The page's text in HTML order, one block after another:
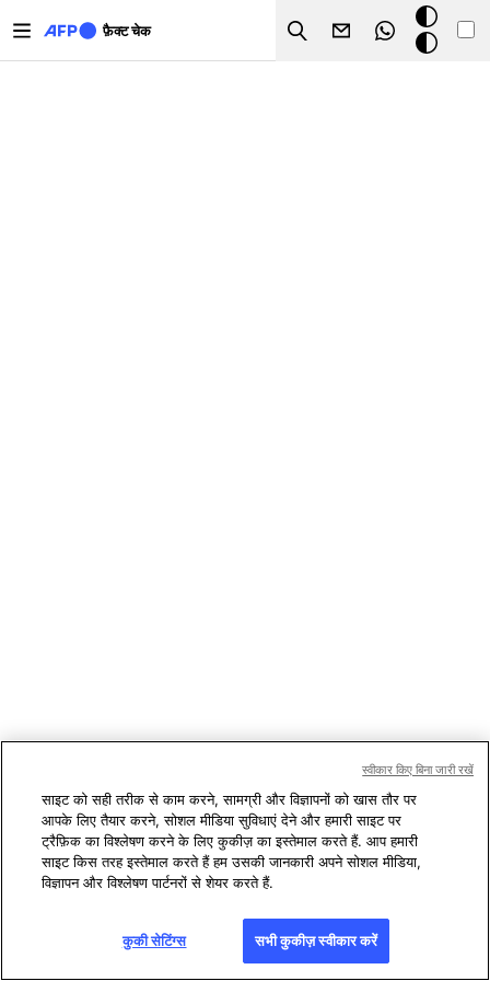
फ़ैक्ट चेक
Search
डार्क
मोड
साइट को सही तरीक से काम करने, सामग्री और विज्ञापनों को खास तौर पर
आपके लिए तैयार करने, सोशल मीडिया सुविधाएं देने और हमारी साइट पर
ट्रैफ़िक का विश्लेषण करने के लिए कुकीज़ का इस्तेमाल करते हैं. आप हमारी
साइट किस तरह इस्तेमाल करते हैं हम उसकी जानकारी अपने सोशल मीडिया,
विज्ञापन और विश्लेषण पार्टनरों से शेयर करते हैं.
कुकी सेटिंग्स सभी कुकीज़ स्वीकार करें
स्वीकार किए बिना जारी रखें